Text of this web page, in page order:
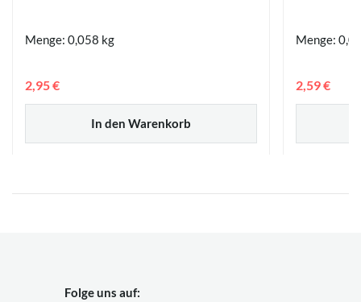
Menge: 0,058 kg
In den Warenkorb
2,95 €
Menge:
2,59 €
Folge uns auf: